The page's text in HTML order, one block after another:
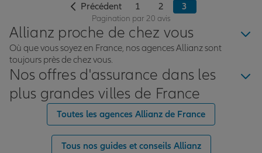
Précédent 1 2 3
Pagination par 20 avis
Allianz proche de chez vous
Où que vous soyez en France, nos agences Allianz sont
toujours près de chez vous.
Nos offres d'assurance dans les
plus grandes villes de France
Toutes les agences Allianz de France
Tous nos guides et conseils Allianz